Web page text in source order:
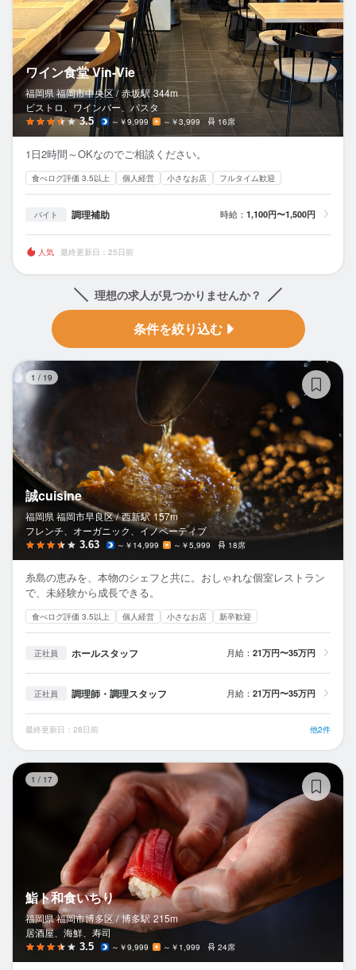
ワイン食堂 Vin-Vie
福岡県 福岡市中央区 / 赤坂駅 344m
ビストロ、ワインバー、パスタ
3.5 ～￥9,999 ～￥3,999 16席
1日2時間～OKなのでご相談ください。
食べログ評価 3.5以上 個人経営 小さなお店 フルタイム歓迎
バイト 調理補助 時給： 1,100円〜1,500円
人気 最終更新日：25日前
理想の求人が見つかりませんか？
条件を絞り込む
1 / 19
誠cuisine
福岡県 福岡市早良区 / 西新駅 157m
フレンチ、オーガニック、イノベーティブ
3.63 ～￥14,999 ～￥5,999 18席
糸島の恵みを、本物のシェフと共に。おしゃれな個室レストラン
で、未経験から成長できる。
食べログ評価 3.5以上 個人経営 小さなお店 新卒歓迎
正社員 ホールスタッフ 月給： 21万円〜35万円
正社員 調理師・調理スタッフ 月給： 21万円〜35万円
最終更新日：28日前 他2件
1 / 17
鮨ト和食いちり
福岡県 福岡市博多区 / 博多駅 215m
居酒屋、海鮮、寿司
3.5 ～￥9,999 ～￥1,999 24席